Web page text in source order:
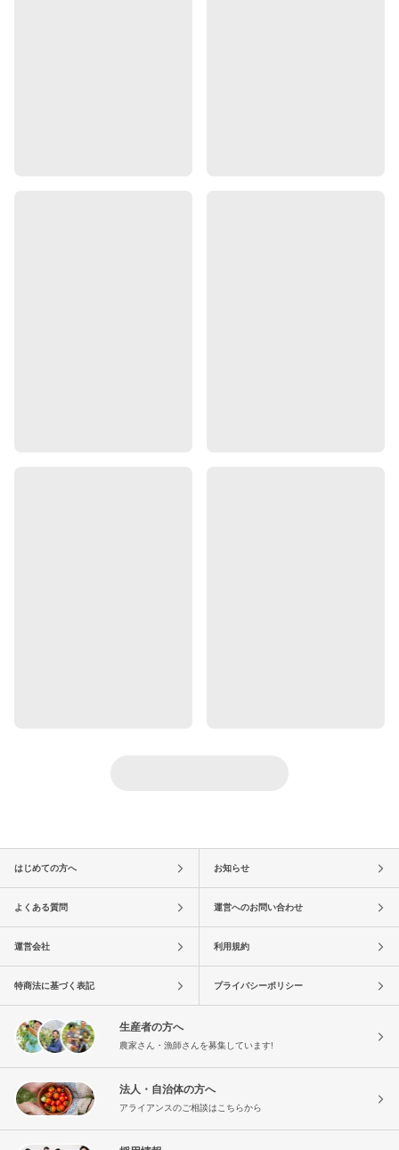
はじめての方へ お知らせ
よくある質問 運営へのお問い合わせ
運営会社 利用規約
特商法に基づく表記 プライバシーポリシー
生産者の方へ
農家さん・漁師さんを募集しています!
法人・自治体の方へ
アライアンスのご相談はこちらから